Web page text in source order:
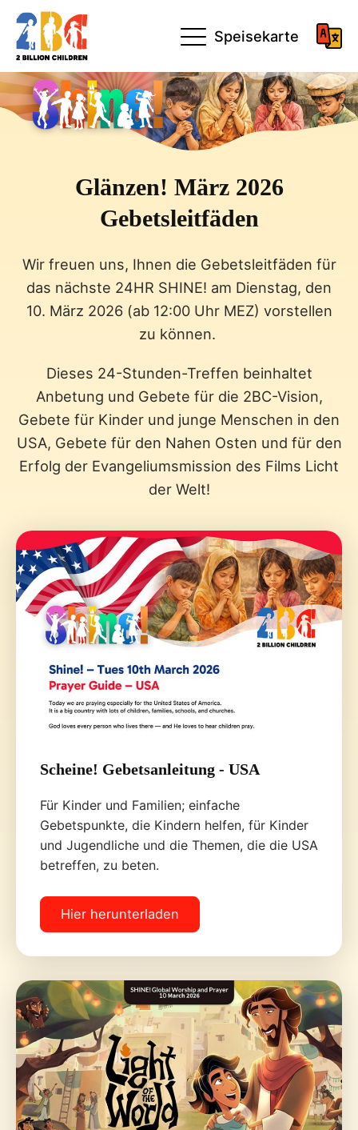
Speisekarte
Glänzen! März 2026
Gebetsleitfäden
Wir freuen uns, Ihnen die Gebetsleitfäden für
das nächste 24HR SHINE! am Dienstag, den
10. März 2026 (ab 12:00 Uhr MEZ) vorstellen
zu können.
Dieses 24-Stunden-Treffen beinhaltet
Anbetung und Gebete für die 2BC-Vision,
Gebete für Kinder und junge Menschen in den
USA, Gebete für den Nahen Osten und für den
Erfolg der Evangeliumsmission des Films Licht
der Welt!
Scheine! Gebetsanleitung - USA
Für Kinder und Familien; einfache
Gebetspunkte, die Kindern helfen, für Kinder
und Jugendliche und die Themen, die die USA
betreffen, zu beten.
Hier herunterladen